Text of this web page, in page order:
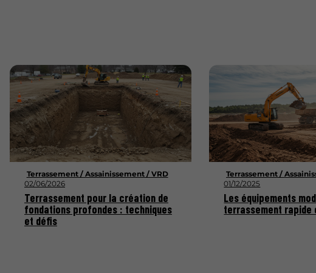
Terrassement / Assainissement / VRD
02/06/2026
Terrassement pour la création de
fondations profondes : techniques
et défis
Terrassement /
01/12/2025
Les équipements
terrassement